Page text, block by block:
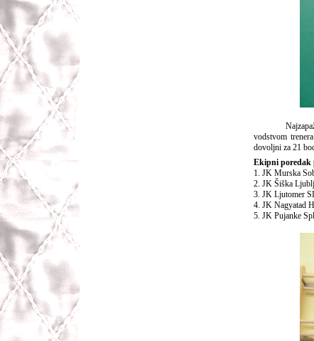
Najzapaženiji
vodstvom
dovoljni za 21
Ekipni poredak
1. JK Murska
2. JK Šiška
3. JK Ljutomer
4. JK Nagyatad
5. JK Pujanke